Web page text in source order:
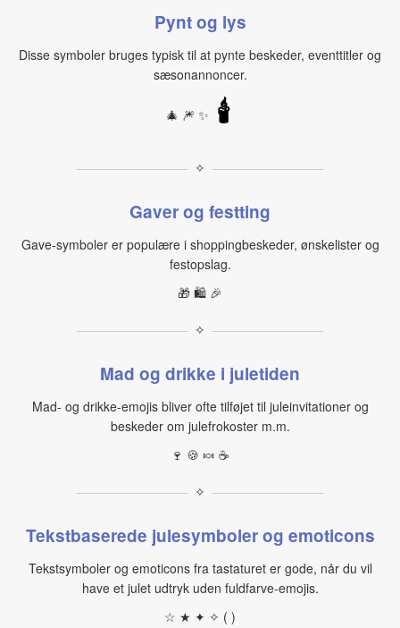
Pynt og lys
Disse symboler bruges typisk til at pynte beskeder, eventtitler og
sæsonannoncer.
🎄 🎆 ✨ 🕯
✧
Gaver og festting
Gave‑symboler er populære i shoppingbeskeder, ønskelister og
festopslag.
🎁 🛍️ 🎉
✧
Mad og drikke i juletiden
Mad- og drikke‑emojis bliver ofte tilføjet til juleinvitationer og
beskeder om julefrokoster m.m.
🍷 🍪 🍬 ☕
✧
Tekstbaserede julesymboler og emoticons
Tekstsymboler og emoticons fra tastaturet er gode, når du vil
have et julet udtryk uden fuldfarve‑emojis.
☆ ★ ✦ ✧ ( )